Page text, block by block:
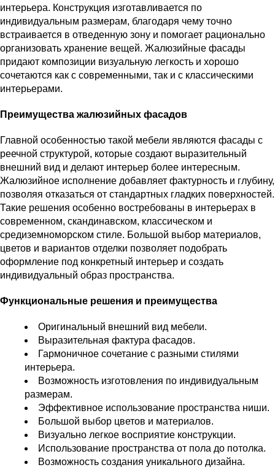
интерьера. Конструкция изготавливается по
индивидуальным размерам, благодаря чему точно
встраивается в отведенную зону и помогает рационально
организовать хранение вещей. Жалюзийные фасады
придают композиции визуальную легкость и хорошо
сочетаются как с современными, так и с классическими
интерьерами.
Преимущества жалюзийных фасадов
Главной особенностью такой мебели являются фасады с
реечной структурой, которые создают выразительный
внешний вид и делают интерьер более интересным.
Жалюзийное исполнение добавляет фактурность и глубину,
позволяя отказаться от стандартных гладких поверхностей.
Такие решения особенно востребованы в интерьерах в
современном, скандинавском, классическом и
средиземноморском стиле. Большой выбор материалов,
цветов и вариантов отделки позволяет подобрать
оформление под конкретный интерьер и создать
индивидуальный образ пространства.
Функциональные решения и преимущества
Оригинальный внешний вид мебели.
Выразительная фактура фасадов.
Гармоничное сочетание с разными стилями
интерьера.
Возможность изготовления по индивидуальным
размерам.
Эффективное использование пространства ниши.
Большой выбор цветов и материалов.
Визуально легкое восприятие конструкции.
Использование пространства от пола до потолка.
Возможность создания уникального дизайна.